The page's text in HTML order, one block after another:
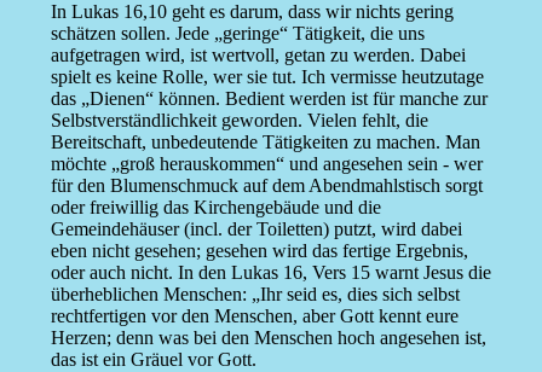
In Lukas 16,10 geht es darum, dass wir nichts gering
schätzen sollen. Jede „geringe“ Tätigkeit, die uns
aufgetragen wird, ist wertvoll, getan zu werden. Dabei
spielt es keine Rolle, wer sie tut. Ich vermisse heutzutage
das „Dienen“ können. Bedient werden ist für manche zur
Selbstverständlichkeit geworden. Vielen fehlt, die
Bereitschaft, unbedeutende Tätigkeiten zu machen. Man
möchte „groß herauskommen“ und angesehen sein - wer
für den Blumenschmuck auf dem Abendmahlstisch sorgt
oder freiwillig das Kirchengebäude und die
Gemeindehäuser (incl. der Toiletten) putzt, wird dabei
eben nicht gesehen; gesehen wird das fertige Ergebnis,
oder auch nicht. In den Lukas 16, Vers 15 warnt Jesus die
überheblichen Menschen: „Ihr seid es, dies sich selbst
rechtfertigen vor den Menschen, aber Gott kennt eure
Herzen; denn was bei den Menschen hoch angesehen ist,
das ist ein Gräuel vor Gott.